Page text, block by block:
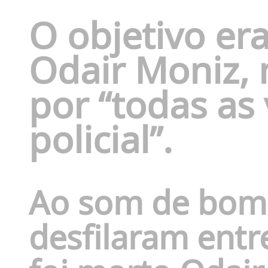
O objetivo
Odair
por “todas
policial”.
Ao som de
desfilaram